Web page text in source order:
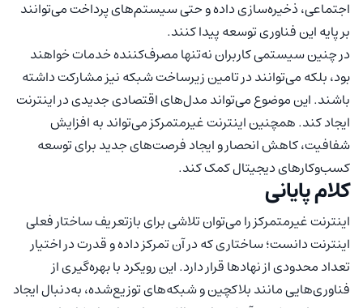
اجتماعی، ذخیره‌سازی داده و حتی سیستم‌های پرداخت می‌توانند
بر پایه این فناوری توسعه پیدا کنند.
در چنین سیستمی کاربران نه‌تنها مصرف‌کننده خدمات خواهند
بود، بلکه می‌توانند در تامین زیرساخت شبکه نیز مشارکت داشته
باشند. این موضوع می‌تواند مدل‌های اقتصادی جدیدی در اینترنت
ایجاد کند. همچنین اینترنت غیرمتمرکز می‌تواند به افزایش
شفافیت، کاهش انحصار و ایجاد فرصت‌های جدید برای توسعه
کسب‌وکارهای دیجیتال کمک کند.
کلام پایانی
اینترنت غیرمتمرکز را می‌توان تلاشی برای بازتعریف ساختار فعلی
اینترنت دانست؛ ساختاری که در آن تمرکز داده و قدرت در اختیار
تعداد محدودی از نهادها قرار دارد. این رویکرد با بهره‌گیری از
فناوری‌هایی مانند بلاکچین و شبکه‌های توزیع‌شده، به‌دنبال ایجاد